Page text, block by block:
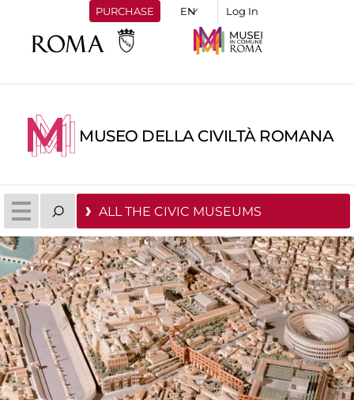
PURCHASE Log In
MUSEO DELLA CIVILTÀ ROMANA
ALL THE CIVIC MUSEUMS